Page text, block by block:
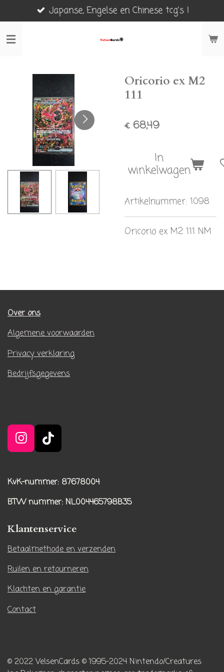
direct
naar
Japanse, Engelse en Chinese tcg's !
Oricorio ex M2
111
€ 68,49
In
winkelwagen
Artikelnummer: 1098
Oricorio ex M2 111 NM
Over ons
Algemene voorwaarden
Privacy verklaring
Bedrijfsgegevens
I
n
t
a
g
a
m
T
i
T
o
k
KvK-nummer: 87678004
BTW nummer: NL004465798B35
Klantenservice
Betaalmethode en verzenden
Ruilen en retourneren
Klachten en garantie
Contact
© 2022 VelsenCards © 1995-2024 Nintendo/Creatures